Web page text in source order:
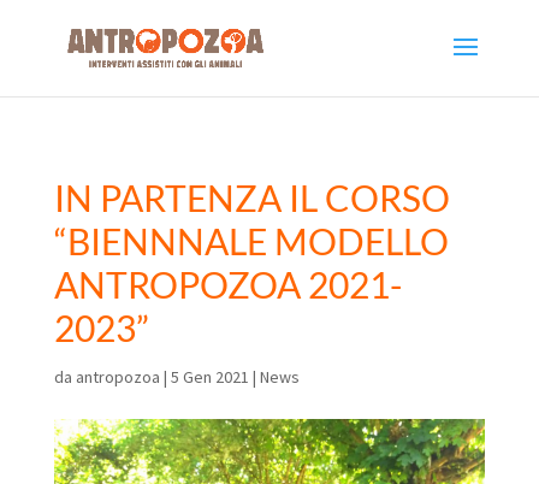
IN PARTENZA IL CORSO
“BIENNNALE MODELLO
ANTROPOZOA 2021-
2023”
da antropozoa | 5 Gen 2021 | News